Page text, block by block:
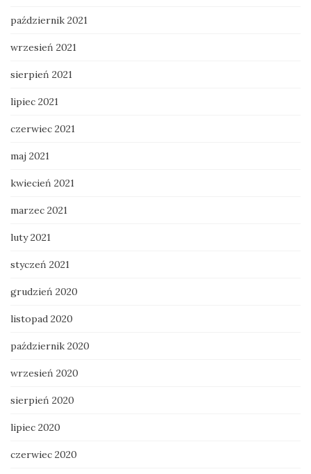
październik 2021
wrzesień 2021
sierpień 2021
lipiec 2021
czerwiec 2021
maj 2021
kwiecień 2021
marzec 2021
luty 2021
styczeń 2021
grudzień 2020
listopad 2020
październik 2020
wrzesień 2020
sierpień 2020
lipiec 2020
czerwiec 2020